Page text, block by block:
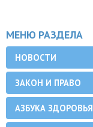
МЕНЮ РАЗДЕЛА
НОВОСТИ
ЗАКОН И ПРАВО
АЗБУКА ЗДОРОВЬЯ